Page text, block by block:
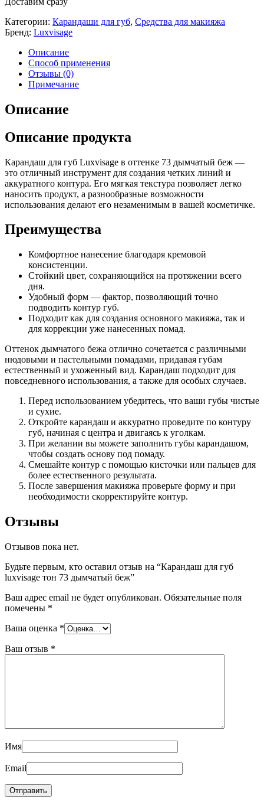
Категории: Карандаши для губ, Средства для макияжа
Бренд: Luxvisage
Описание
Способ применения
Отзывы (0)
Примечание
Описание
Описание продукта
Карандаш для губ Luxvisage в оттенке 73 дымчатый беж —
это отличный инструмент для создания четких линий и
аккуратного контура. Его мягкая текстура позволяет легко
наносить продукт, а разнообразные возможности
использования делают его незаменимым в вашей косметичке.
Преимущества
Комфортное нанесение благодаря кремовой
консистенции.
Стойкий цвет, сохраняющийся на протяжении всего
дня.
Удобный форм — фактор, позволяющий точно
подводить контур губ.
Подходит как для создания основного макияжа, так и
для коррекции уже нанесенных помад.
Оттенок дымчатого бежа отлично сочетается с различными
нюдовыми и пастельными помадами, придавая губам
естественный и ухоженный вид. Карандаш подходит для
повседневного использования, а также для особых случаев.
Перед использованием убедитесь, что ваши губы чистые
и сухие.
Откройте карандаш и аккуратно проведите по контуру
губ, начиная с центра и двигаясь к уголкам.
При желании вы можете заполнить губы карандашом,
чтобы создать основу под помаду.
Смешайте контур с помощью кисточки или пальцев для
более естественного результата.
После завершения макияжа проверьте форму и при
необходимости скорректируйте контур.
Отзывы
Отзывов пока нет.
Будьте первым, кто оставил отзыв на “Карандаш для губ
luxvisage тон 73 дымчатый беж”
Ваш адрес email не будет опубликован. Обязательные поля
помечены *
Ваша оценка *
Ваш отзыв *
Имя
Email